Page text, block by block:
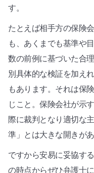
す。
たとえば相手方の保険
も、あくまでも基準や
数の前例に基づいた合
別具体的な検証を加え
もあります。それは保
じこと。保険会社が示
際に裁判となり適切な
準」とは大きな開きがあ
ですから安易に妥協す
の時点からぜひ弁護士